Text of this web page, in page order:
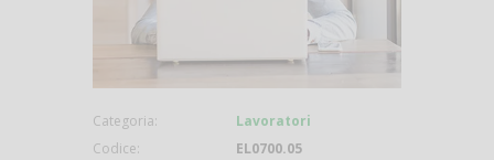
Categoria:
Lavoratori
Codice:
EL0700.05